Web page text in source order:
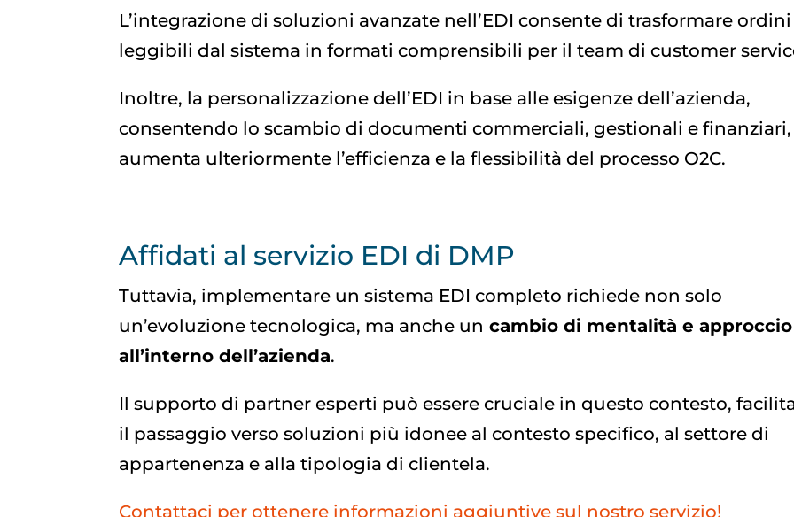
L’integrazione di soluzioni avanzate nell’EDI consente di trasformare ordini
leggibili dal sistema in formati comprensibili per il team di customer
Inoltre, la personalizzazione dell’EDI in base alle esigenze dell’azienda,
consentendo lo scambio di documenti commerciali, gestionali e finanziari,
aumenta ulteriormente l’efficienza e la flessibilità del processo O2C.
Affidati al servizio EDI di DMP
Tuttavia, implementare un sistema EDI completo richiede non solo
un’evoluzione tecnologica, ma anche un cambio di mentalità e approccio
all’interno dell’azienda.
Il supporto di partner esperti può essere cruciale in questo contesto,
il passaggio verso soluzioni più idonee al contesto specifico, al settore di
appartenenza e alla tipologia di clientela.
Contattaci per ottenere informazioni aggiuntive sul nostro servizio!